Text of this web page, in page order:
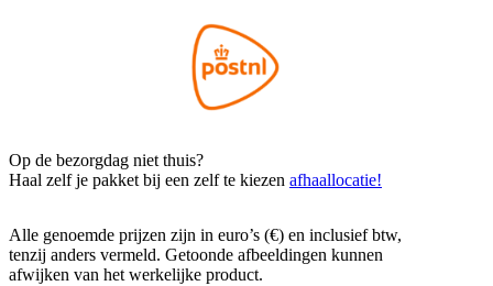
Op de bezorgdag niet thuis?
Haal zelf je pakket bij een zelf te kiezen afhaallocatie!
Alle genoemde prijzen zijn in euro’s (€) en inclusief btw,
tenzij anders vermeld. Getoonde afbeeldingen kunnen
afwijken van het werkelijke product.